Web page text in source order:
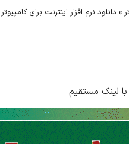
» دانلود نرم افزار اینترنت برای کامپیوتر
با لینک مستقیم